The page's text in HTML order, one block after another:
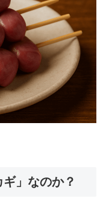
」なのか？